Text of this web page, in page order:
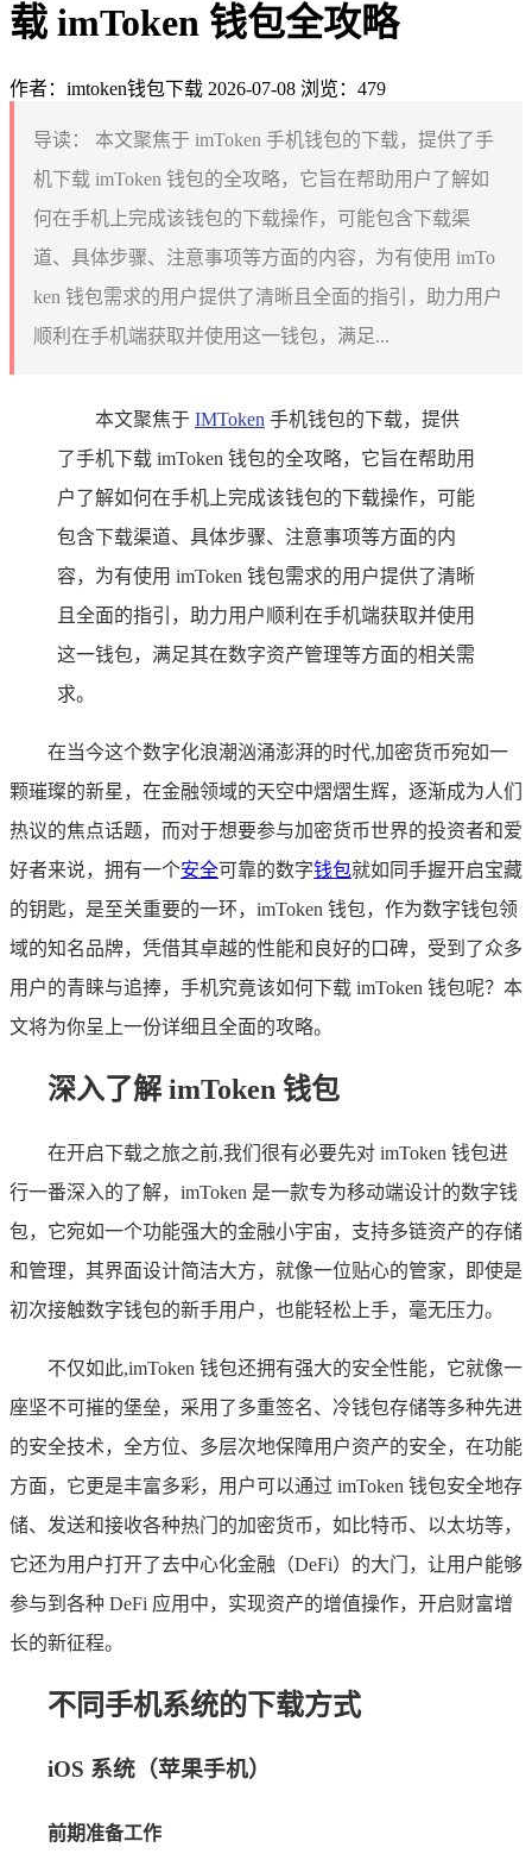
载 imToken 钱包全攻略
作者：imtoken钱包下载 2026-07-08 浏览：479
导读：
本文聚焦于 imToken 手机钱包的下载，提供了手
机下载 imToken 钱包的全攻略，它旨在帮助用户了解如
何在手机上完成该钱包的下载操作，可能包含下载渠
道、具体步骤、注意事项等方面的内容，为有使用 imTo
ken 钱包需求的用户提供了清晰且全面的指引，助力用户
顺利在手机端获取并使用这一钱包，满足...
本文聚焦于 IMToken 手机钱包的下载，提供
了手机下载 imToken 钱包的全攻略，它旨在帮助用
户了解如何在手机上完成该钱包的下载操作，可能
包含下载渠道、具体步骤、注意事项等方面的内
容，为有使用 imToken 钱包需求的用户提供了清晰
且全面的指引，助力用户顺利在手机端获取并使用
这一钱包，满足其在数字资产管理等方面的相关需
求。
在当今这个数字化浪潮汹涌澎湃的时代,加密货币宛如一
颗璀璨的新星，在金融领域的天空中熠熠生辉，逐渐成为人们
热议的焦点话题，而对于想要参与加密货币世界的投资者和爱
好者来说，拥有一个安全可靠的数字钱包就如同手握开启宝藏
的钥匙，是至关重要的一环，imToken 钱包，作为数字钱包领
域的知名品牌，凭借其卓越的性能和良好的口碑，受到了众多
用户的青睐与追捧，手机究竟该如何下载 imToken 钱包呢？本
文将为你呈上一份详细且全面的攻略。
深入了解 imToken 钱包
在开启下载之旅之前,我们很有必要先对 imToken 钱包进
行一番深入的了解，imToken 是一款专为移动端设计的数字钱
包，它宛如一个功能强大的金融小宇宙，支持多链资产的存储
和管理，其界面设计简洁大方，就像一位贴心的管家，即使是
初次接触数字钱包的新手用户，也能轻松上手，毫无压力。
不仅如此,imToken 钱包还拥有强大的安全性能，它就像一
座坚不可摧的堡垒，采用了多重签名、冷钱包存储等多种先进
的安全技术，全方位、多层次地保障用户资产的安全，在功能
方面，它更是丰富多彩，用户可以通过 imToken 钱包安全地存
储、发送和接收各种热门的加密货币，如比特币、以太坊等，
它还为用户打开了去中心化金融（DeFi）的大门，让用户能够
参与到各种 DeFi 应用中，实现资产的增值操作，开启财富增
长的新征程。
不同手机系统的下载方式
iOS 系统（苹果手机）
前期准备工作